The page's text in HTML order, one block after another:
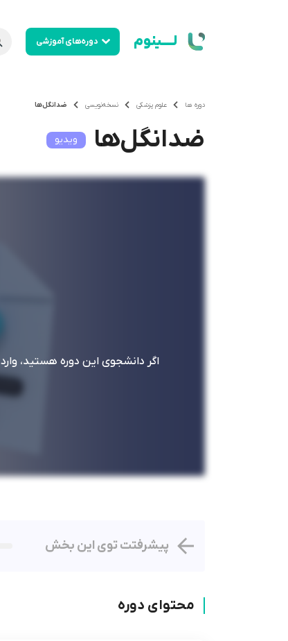
لــــینوم دوره‌های آموزشی
دوره ها علوم پزشکی نسخه‌نویسی ضدانگل‌ها
ضدانگل‌ها ویدیو
اگر دانشجوی این دوره هستید، وارد
پیشرفتت توی این بخش
محتوای دوره